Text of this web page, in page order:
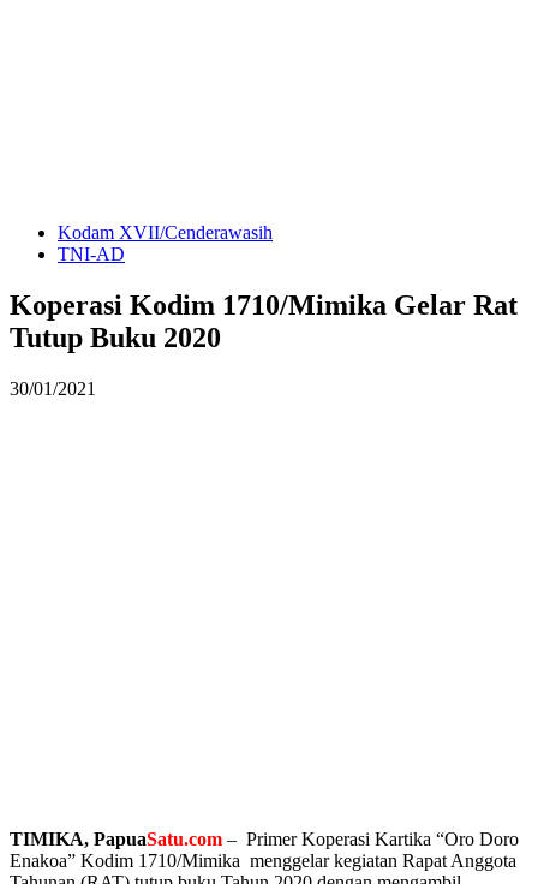
Kodam XVII/Cenderawasih
TNI-AD
Koperasi Kodim 1710/Mimika Gelar Rat
Tutup Buku 2020
30/01/2021
TIMIKA, PapuaSatu.com – Primer Koperasi Kartika “Oro Doro
Enakoa” Kodim 1710/Mimika menggelar kegiatan Rapat Anggota